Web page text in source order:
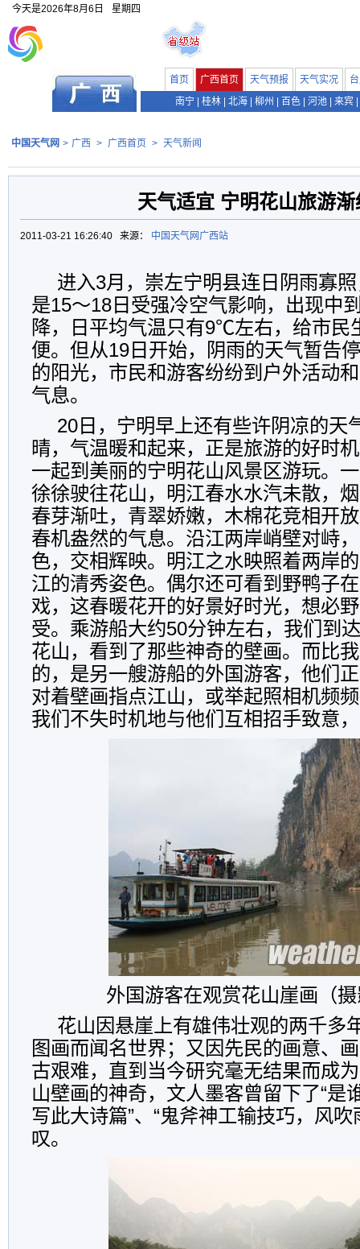
今天是2026年8月6日 星期四
首页 广西首页 天气预报 天气实况
南宁
桂林 北海 柳州 百色 河池 来宾
中国天气网 > 广西 > 广西首页 > 天气新闻
天气适宜 宁明花山旅游渐
2011-03-21 16:26:40 来源： 中国天气网广西站
进入3月，崇左宁明县连日阴雨寡
是15～18日受强冷空气影响，出现中
降，日平均气温只有9℃左右，给市民
便。但从19日开始，阴雨的天气暂告
的阳光，市民和游客纷纷到户外活动
气息。
20日，宁明早上还有些许阴凉的天
晴，气温暖和起来，正是旅游的好时
一起到美丽的宁明花山风景区游玩。
徐徐驶往花山，明江春水水汽未散，
春芽渐吐，青翠娇嫩，木棉花竞相开
春机盎然的气息。沿江两岸峭壁对峙
色，交相辉映。明江之水映照着两岸
江的清秀姿色。偶尔还可看到野鸭子
戏，这春暖花开的好景好时光，想必
受。乘游船大约50分钟左右，我们到
花山，看到了那些神奇的壁画。而比
的，是另一艘游船的外国游客，他们
对着壁画指点江山，或举起照相机频
我们不失时机地与他们互相招手致意
外国游客在观赏花山崖画（
花山因悬崖上有雄伟壮观的两千多
图画而闻名世界；又因先民的画意、
古艰难，直到当今研究毫无结果而成
山壁画的神奇，文人墨客曾留下了“是
写此大诗篇”、“鬼斧神工输技巧，风吹
叹。